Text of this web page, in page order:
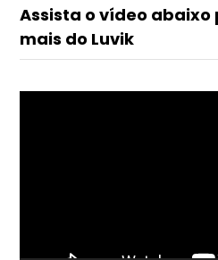
Assista o vídeo abaixo
mais do Luvik